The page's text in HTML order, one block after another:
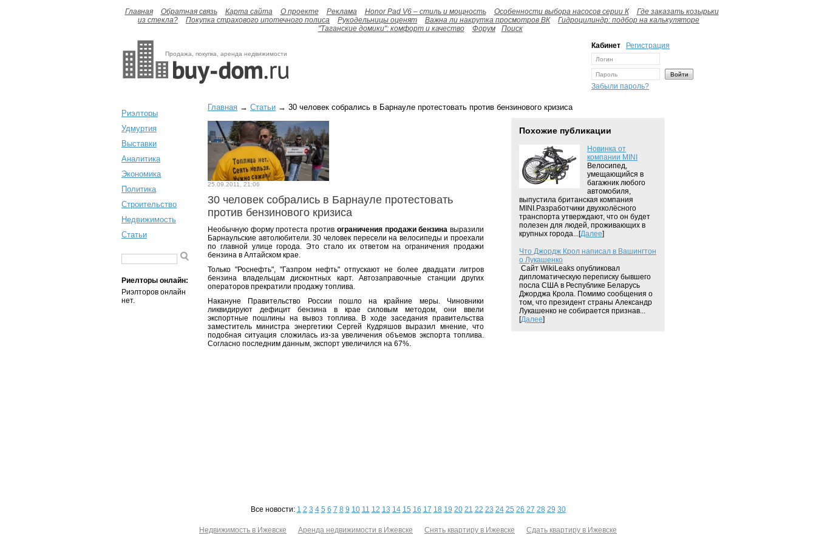
Главная Обратная связь Карта сайта О проекте Реклама Honor Pad V6 – стиль и мощность Особенности выбора насосов серии К
Где заказать козырьки
из стекла?
Покупка страхового ипотечного полиса Рукодельницы оценят Важна ли накрутка просмотров ВК
Гидроцилиндр: подбор на калькуляторе
"Таганские домики": комфорт и качество
Форум Поиск
Продажа, покупка, аренда недвижимости
Кабинет Регистрация
Забыли пароль?
Риэлторы
Удмуртия
Выставки
Аналитика
Экономика
Политика
Строительство
Недвижимость
Статьи
Риелторы онлайн:
Риэлторов онлайн
нет.
Главная → Статьи → 30 человек собрались в Барнауле протестовать против бензинового кризиса
25.09.2011, 21:06
30 человек собрались в Барнауле протестовать
против бензинового кризиса
Необычную форму протеста против ограничения продажи бензина выразили
Барнаульские автолюбители. 30 человек пересели на велосипеды и проехали
по главной улице города. Это стало их ответом на ограничения продажи
бензина в Алтайском крае.
Только "Роснефть", "Газпром нефть" отпускают не более двадцати литров
бензина владельцам дисконтных карт. Автозаправочные станции других
операторов прекратили продажу топлива.
Накануне Правительство России пошло на крайние меры. Чиновники
ликвидируют дефицит бензина в крае силовым методом, они ввели
экспортные пошлины на вывоз топлива. В ходе заседания правительства
заместитель министра энергетики Сергей Кудряшов выразил мнение, что
подобная ситуация сложилась из-за увеличения объемов экспорта топлива.
Согласно последним данным, экспорт увеличился на 67%.
Похожие публикации
Новинка от
компании MINI
Велосипед,
умещающийся в
багажник любого
автомобиля,
выпустила британская компания
MINI.Разработчики двухколёсного
транспорта утверждают, что он будет
полезен для людей, проживающих в
крупных города...[Далее]
Что Джордж Крол написал в Вашингтон
о Лукашенко
Сайт WikiLeaks опубликовал
дипломатическую переписку бывшего
посла США в Республике Беларусь
Джорджа Крола. Помимо сообщения о
том, что президент страны Александр
Лукашенко не собирается признав...
[Далее]
Все новости: 1 2 3 4 5 6 7 8 9 10 11 12 13 14 15 16 17 18 19 20 21 22 23 24 25 26 27 28 29 30
Недвижимость в Ижевске Аренда недвижимости в Ижевске Снять квартиру в Ижевске Сдать квартиру в Ижевске